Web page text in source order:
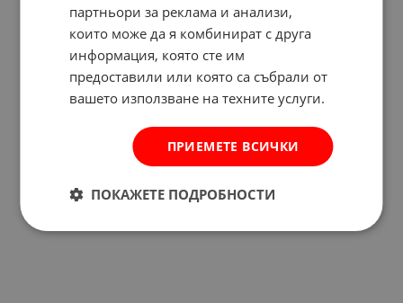
партньори за реклама и анализи,
които може да я комбинират с друга
информация, която сте им
предоставили или която са събрали от
вашето използване на техните услуги.
ПРИЕМЕТЕ ВСИЧКИ
ПОКАЖЕТЕ ПОДРОБНОСТИ